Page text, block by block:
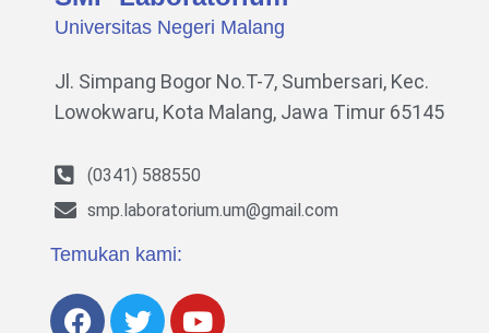
Universitas Negeri Malang
Jl. Simpang Bogor No.T-7, Sumbersari, Kec.
Lowokwaru, Kota Malang, Jawa Timur 65145
(0341) 588550
smp.laboratorium.um@gmail.com
Temukan kami: